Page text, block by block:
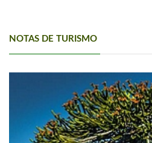
NOTAS DE TURISMO